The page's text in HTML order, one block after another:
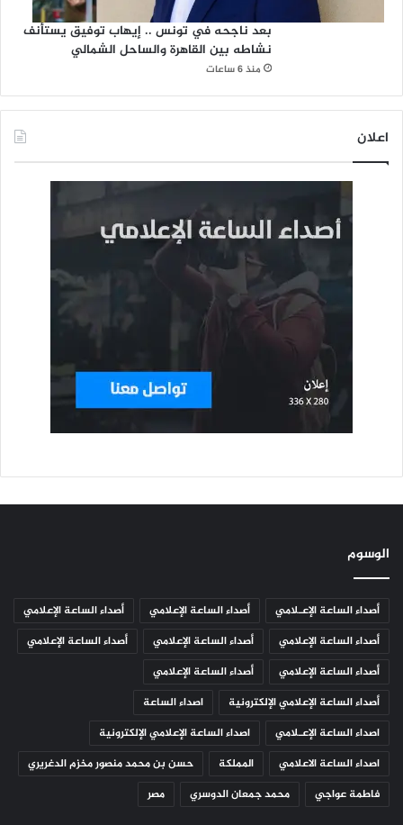
بعد ناجحه في تونس .. إيهاب توفيق يستأنف
نشاطه بين القاهرة والساحل الشمالي
منذ 6 ساعات
اعلان
الوسوم
أصداء الساعة الإعـلامي أصداء الساعة الإعلامي
أصداء الساعة الإعلامي
أصداء الساعة الإعلامي
أصداء الساعة الإعلامي
أصداء الساعة الإعلامي
أصداء الساعة الإعلامي
أصداء الساعة الإعلامي
أصداء الساعة الإعلامي الإلكترونية
اصداء الساعة
اصداء الساعة الإعـلامي
اصداء الساعة الإعلامي الإلكترونية
اصداء الساعة الاعلامي
المملكة
حسن بن محمد منصور مخزم الدغريري
فاطمة عواجي
محمد جمعان الدوسري مصر